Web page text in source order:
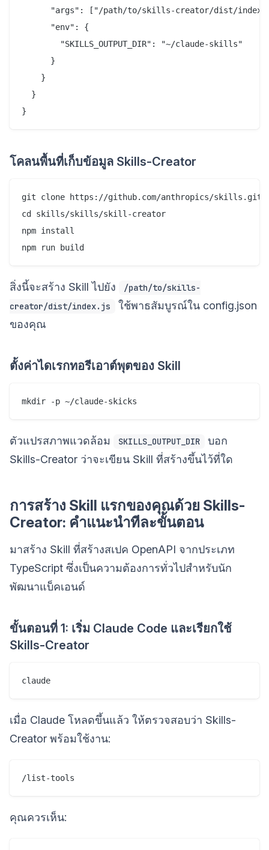
"args": ["/path/to/skills-creator/dist/
      "env": {
        "SKILLS_OUTPUT_DIR": "~/claude-skills"
      }
    }
  }
โคลนพื้นที่เก็บข้อมูล Skills-Creator
git clone https://github.com/anthropics/skills.git
cd skills/skills/skill-creator
npm install
สิ่งนี้จะสร้าง Skill ไปยัง
/path/to/skills-
creator/dist/index.js
ใช้พาธสัมบูรณ์ใน config.json
ของคุณ
ตั้งค่าไดเรกทอรีเอาต์พุตของ Skill
ตัวแปรสภาพแวดล้อม SKILLS_OUTPUT_DIR
บอก
Skills-Creator ว่าจะเขียน Skill ที่สร้างขึ้นไว้ที่ใด
การสร้าง Skill แรกของคุณด้วย Skills-
Creator: คำแนะนำทีละขั้นตอน
มาสร้าง Skill ที่สร้างสเปค OpenAPI จากประเภท
TypeScript ซึ่งเป็นความต้องการทั่วไปสำหรับนัก
พัฒนาแบ็คเอนด์
ขั้นตอนที่ 1: เริ่ม Claude Code และเรียกใช้
Skills-Creator
เมื่อ Claude โหลดขึ้นแล้ว ให้ตรวจสอบว่า Skills-
Creator พร้อมใช้งาน:
คุณควรเห็น: